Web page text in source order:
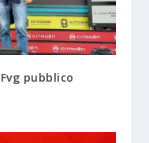
pubblico